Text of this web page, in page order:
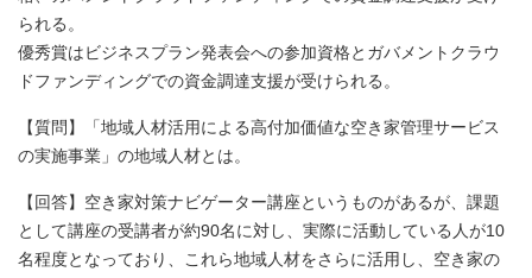
られる。
優秀賞はビジネスプラン発表会への参加資格とガバメントクラウ
ドファンディングでの資金調達支援が受けられる。
【質問】「地域人材活用による高付加価値な空き家管理サービス
の実施事業」の地域人材とは。
【回答】空き家対策ナビゲーター講座というものがあるが、課題
として講座の受講者が約90名に対し、実際に活動している人が10
名程度となっており、これら地域人材をさらに活用し、空き家の